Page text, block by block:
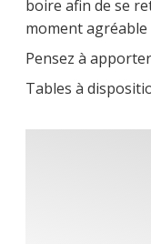
boire afin de se
moment agréable
Pensez à
Tables à